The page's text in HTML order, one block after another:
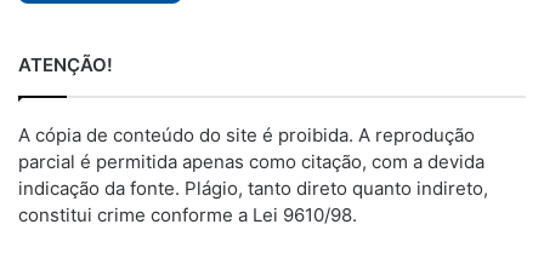
ATENÇÃO!
A cópia de conteúdo do site é proibida. A reprodução
parcial é permitida apenas como citação, com a devida
indicação da fonte. Plágio, tanto direto quanto indireto,
constitui crime conforme a Lei 9610/98.